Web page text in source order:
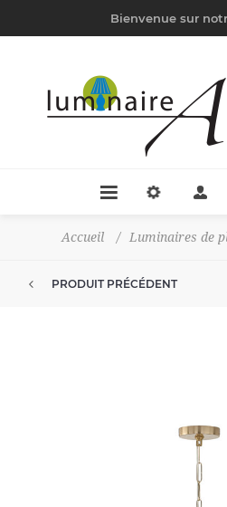
Bienvenue sur
Accueil / Luminaires de
PRODUIT PRÉCÉDENT